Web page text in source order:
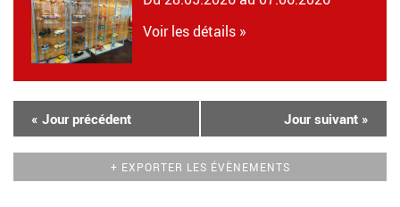
Voir les détails »
« Jour précédent Jour suivant »
+ EXPORTER LES ÉVÈNEMENTS